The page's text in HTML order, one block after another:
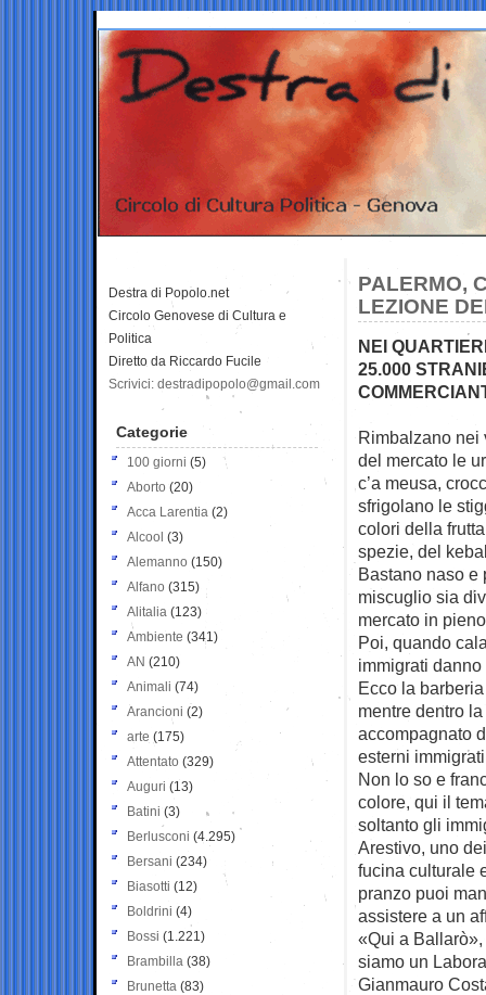
PALERMO,
LEZIONE
NEI
25.000
Rimbalzano nei
del mercato le
c’a meusa,
sfrigolano le
colori della
spezie, del
Bastano naso e
miscuglio sia
mercato in
Poi, quando
immigrati
Ecco la
mentre dentro
accompagnato
esterni
Non lo so e
colore, qui il
soltanto gli
Arestivo, uno
fucina culturale
pranzo puoi
assistere a un
«Qui a
siamo un
Gianmauro
Destra di Popolo.net
Circolo Genovese di Cultura e
Politica
Diretto da Riccardo Fucile
Scrivici: destradipopolo@gmail.com
Categorie
100 giorni (5)
Aborto (20)
Acca Larentia (2)
Alcool (3)
Alemanno (150)
Alfano (315)
Alitalia (123)
Ambiente (341)
AN (210)
Animali (74)
Arancioni (2)
arte (175)
Attentato (329)
Auguri (13)
Batini (3)
Berlusconi (4.295)
Bersani (234)
Biasotti (12)
Boldrini (4)
Bossi (1.221)
Brambilla (38)
Brunetta (83)